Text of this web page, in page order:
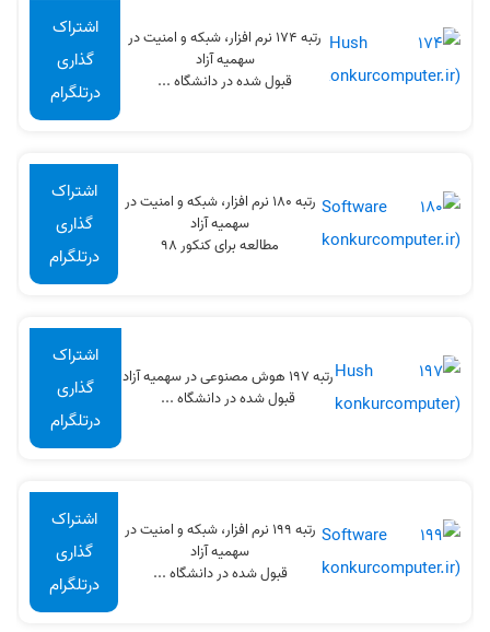
رتبه 174 نرم افزار، شبکه و امنیت در
سهميه آزاد
قبول شده در دانشگاه ...
اشتراک
گذاری
درتلگرام
رتبه 180 نرم افزار، شبکه و امنیت در
سهميه آزاد
مطالعه برای کنکور 98
اشتراک
گذاری
درتلگرام
رتبه 197 هوش مصنوعی در سهميه آزاد
قبول شده در دانشگاه ...
اشتراک
گذاری
درتلگرام
رتبه 199 نرم افزار، شبکه و امنیت در
سهميه آزاد
قبول شده در دانشگاه ...
اشتراک
گذاری
درتلگرام